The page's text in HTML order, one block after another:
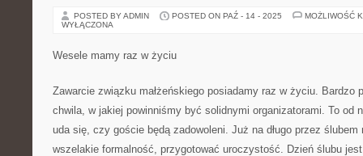
POSTED BY ADMIN POSTED ON PAŹ - 14 - 2025
MOŻLIWOŚĆ
WYŁĄCZONA
Wesele mamy raz w życiu
Zawarcie związku małżeńskiego posiadamy raz w życiu. Bardzo
chwila, w jakiej powinniśmy być solidnymi organizatorami. To od
uda się, czy goście będą zadowoleni. Już na długo przez
wszelakie formalność, przygotować uroczystość. Dzień ślubu